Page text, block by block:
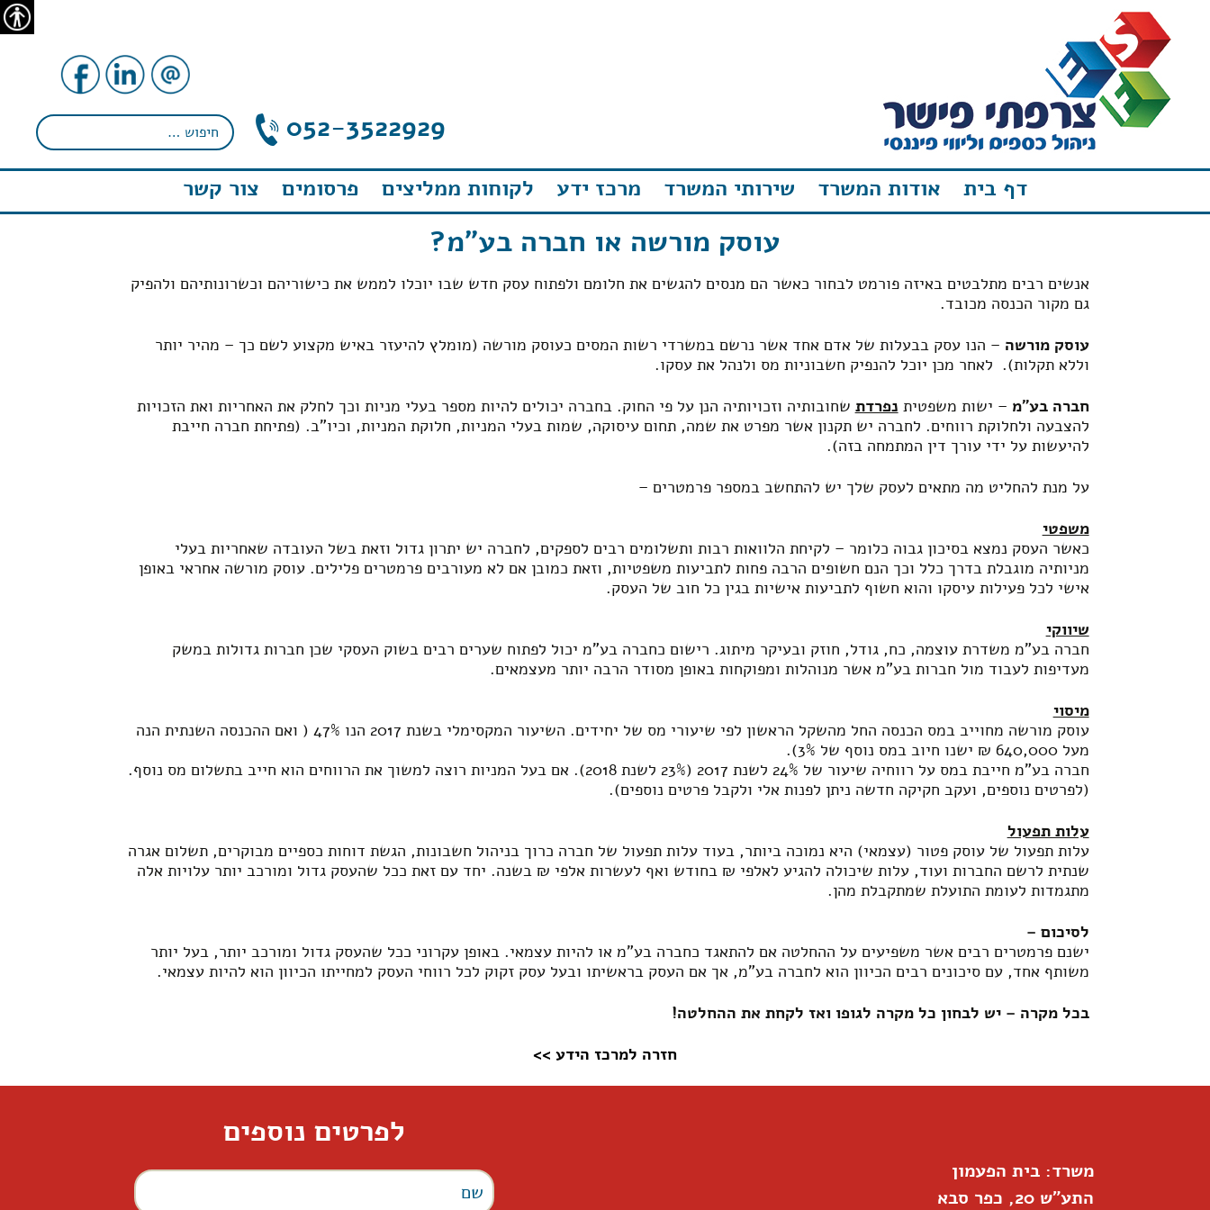
052-3522929
דף בית אודות המשרד שירותי המשרד מרכז ידע לקוחות ממליצים פרסומים צור קשר
עוסק מורשה או חברה בע"מ?
אנשים רבים מתלבטים באיזה פורמט לבחור כאשר הם מנסים להגשים את חלומם ולפתוח עסק חדש שבו יוכלו לממש את כישוריהם וכשרונותיהם ולהפיק
גם מקור הכנסה מכובד.
עוסק מורשה – הנו עסק בבעלות של אדם אחד אשר נרשם במשרדי רשות המסים כעוסק מורשה (מומלץ להיעזר באיש מקצוע לשם כך – מהיר יותר
וללא תקלות). לאחר מכן יוכל להנפיק חשבוניות מס ולנהל את עסקו.
חברה בע"מ – ישות משפטית נפרדת שחובותיה וזכויותיה הנן על פי החוק. בחברה יכולים להיות מספר בעלי מניות וכך לחלק את האחריות ואת הזכויות
להצבעה ולחלוקת רווחים. לחברה יש תקנון אשר מפרט את שמה, תחום עיסוקה, שמות בעלי המניות, חלוקת המניות, וכיו"ב. (פתיחת חברה חייבת
להיעשות על ידי עורך דין המתמחה בזה).
על מנת להחליט מה מתאים לעסק שלך יש להתחשב במספר פרמטרים –
משפטי
כאשר העסק נמצא בסיכון גבוה כלומר – לקיחת הלוואות רבות ותשלומים רבים לספקים, לחברה יש יתרון גדול וזאת בשל העובדה שאחריות בעלי
מניותיה מוגבלת בדרך כלל וכך הנם חשופים הרבה פחות לתביעות משפטיות, וזאת כמובן אם לא מעורבים פרמטרים פלילים. עוסק מורשה אחראי באופן
אישי לכל פעילות עיסקו והוא חשוף לתביעות אישיות בגין כל חוב של העסק.
שיווקי
חברה בע"מ משדרת עוצמה, כח, גודל, חוזק ובעיקר מיתוג. רישום כחברה בע"מ יכול לפתוח שערים רבים בשוק העסקי שכן חברות גדולות במשק
מעדיפות לעבוד מול חברות בע"מ אשר מנוהלות ומפוקחות באופן מסודר הרבה יותר מעצמאים.
מיסוי
עוסק מורשה מחוייב במס הכנסה החל מהשקל הראשון לפי שיעורי מס של יחידים. השיעור המקסימלי בשנת 2017 הנו 47% ( ואם ההכנסה השנתית הנה
מעל 640,000 ₪ ישנו חיוב במס נוסף של 3%).
חברה בע"מ חייבת במס על רווחיה שיעור של 24% לשנת 2017 (23% לשנת 2018). אם בעל המניות רוצה למשוך את הרווחים הוא חייב בתשלום מס נוסף.
(לפרטים נוספים, ועקב חקיקה חדשה ניתן לפנות אלי ולקבל פרטים נוספים).
עלות תפעול
עלות תפעול של עוסק פטור (עצמאי) היא נמוכה ביותר, בעוד עלות תפעול של חברה כרוך בניהול חשבונות, הגשת דוחות כספיים מבוקרים, תשלום אגרה
שנתית לרשם החברות ועוד, עלות שיכולה להגיע לאלפי ₪ בחודש ואף לעשרות אלפי ₪ בשנה. יחד עם זאת ככל שהעסק גדול ומורכב יותר עלויות אלה
מתגמדות לעומת התועלת שמתקבלת מהן.
לסיכום –
ישנם פרמטרים רבים אשר משפיעים על ההחלטה אם להתאגד כחברה בע"מ או להיות עצמאי. באופן עקרוני ככל שהעסק גדול ומורכב יותר, בעל יותר
משותף אחד, עם סיכונים רבים הכיוון הוא לחברה בע"מ, אך אם העסק בראשיתו ובעל עסק זקוק לכל רווחי העסק למחייתו הכיוון הוא להיות עצמאי.
בכל מקרה – יש לבחון כל מקרה לגופו ואז לקחת את ההחלטה!
חזרה למרכז הידע >>
לפרטים נוספים
משרד: בית הפעמון
התע"ש 20, כפר סבא